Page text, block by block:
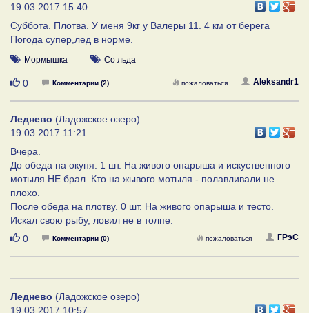
19.03.2017 15:40
Суббота. Плотва. У меня 9кг у Валеры 11. 4 км от берега
Погода супер,лед в норме.
Мормышка Со льда
Нравится
0 Комментарии (2) Aleksandr1
пожаловаться
Леднево (Ладожское озеро)
19.03.2017 11:21
Вчера.
До обеда на окуня. 1 шт. На живого опарыша и искуственного
мотыля НЕ брал. Кто на жывого мотыля - полавливали не
плохо.
После обеда на плотву. 0 шт. На живого опарыша и тесто.
Искал свою рыбу, ловил не в толпе.
Нравится
0 Комментарии (0) ГРэС
пожаловаться
Леднево (Ладожское озеро)
19.03.2017 10:57